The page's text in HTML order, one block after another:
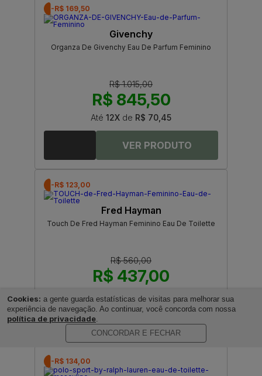
-R$ 169,50
Givenchy
Organza De Givenchy Eau De Parfum Feminino
R$ 1.015,00
R$ 845,50
Até 12X de R$ 70,45
-R$ 123,00
Fred Hayman
Touch De Fred Hayman Feminino Eau De Toilette
R$ 560,00
R$ 437,00
Até 12Xde R$ 36,41
-R$ 134,00
Cookies: a gente guarda estatísticas de visitas para melhorar sua
experiência de navegação. Ao continuar, você concorda com nossa
política de privacidade.
CONCORDAR E FECHAR